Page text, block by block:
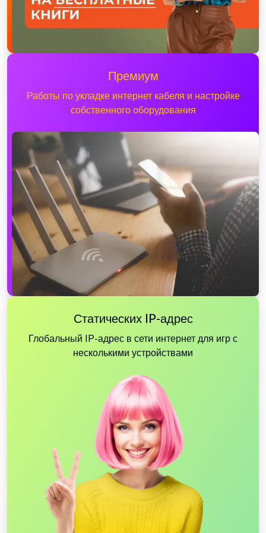
Премиум
Работы по укладке интернет кабеля и настройке
собственного оборудования
Статических IP-адрес
Глобальный IP-адрес в сети интернет для игр с
несколькими устройствами